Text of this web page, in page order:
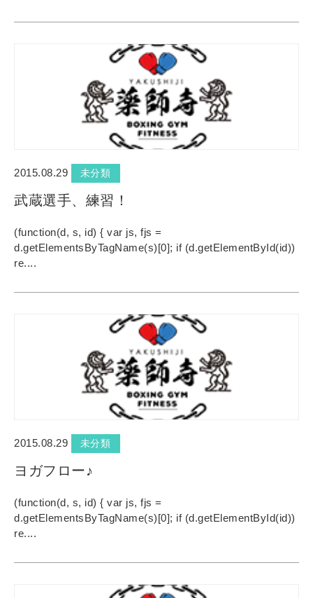
2015.08.29 未分類
武蔵選手、練習！
(function(d, s, id) { var js, fjs =
d.getElementsByTagName(s)[0]; if (d.getElementById(id))
re....
2015.08.29 未分類
ヨガフロー♪
(function(d, s, id) { var js, fjs =
d.getElementsByTagName(s)[0]; if (d.getElementById(id))
re....